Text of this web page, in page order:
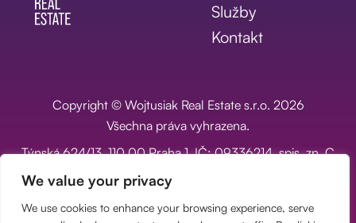
We value your privacy
We use cookies to enhance your browsing experience, serve
Služby
Kontakt
Copyright © Wojtusiak Real Estate s.r.o. 2026
Všechna práva vyhrazena.
Týnská 624/13, 110 00 Praha 1, IČ: 09336214, spis. zn. C
334693 vedená u Městského soudu v Praze
Poptávka na míru